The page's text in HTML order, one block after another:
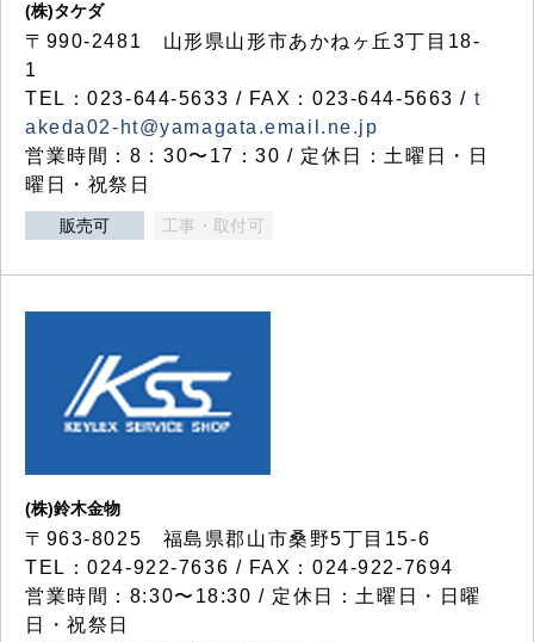
(株)タケダ
〒990-2481 山形県山形市あかねヶ丘3丁目18-
1
TEL：023-644-5633 / FAX：023-644-5663 / t
akeda02-ht@yamagata.email.ne.jp
営業時間：8：30〜17：30 / 定休日：土曜日・日
曜日・祝祭日
販売可 工事・取付可
(株)鈴木金物
〒963-8025 福島県郡山市桑野5丁目15-6
TEL：024-922-7636 / FAX：024-922-7694
営業時間：8:30〜18:30 / 定休日：土曜日・日曜
日・祝祭日